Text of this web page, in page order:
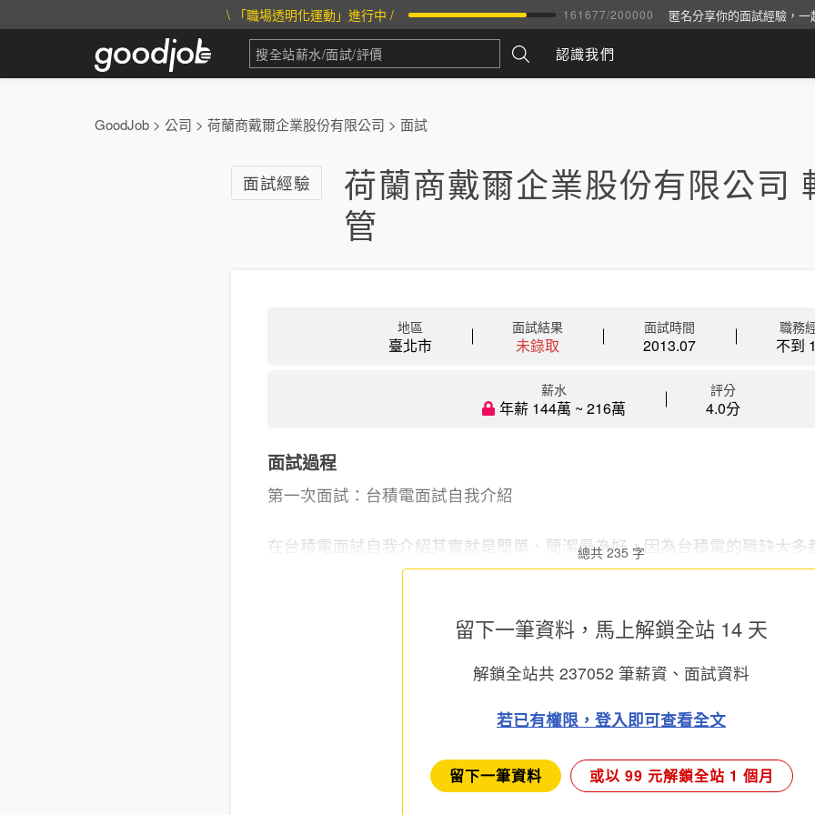
\ 「職場透明化運動」進行中 / 161677/200000 匿名分享你的面試經驗，一
認識我們
GoodJob > 公司 > 荷蘭商戴爾企業股份有限公司 > 面試
面試經驗
荷蘭商戴爾企業股份有限公司
管
地區
臺北市
面試結果
未錄取
面試時間
2013.07
職務
不到
薪水
年薪 144萬 ~ 216萬
評分
4.0分
面試過程
第一次面試：台積電面試自我介紹
在台積電面試自我介紹其實就是簡單、簡潔最為好，因為台積電的職缺大多
總共 235 字
留下一筆資料，馬上解鎖全站 14 天
解鎖全站共 237052 筆薪資、面試資料
若已有權限，登入即可查看全文
留下一筆資料 或以 99 元解鎖全站 1 個月